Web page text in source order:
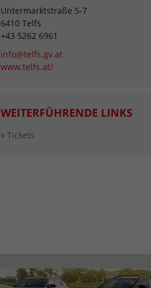
Untermarktstraße 5-7
6410 Telfs
+43 5262 6961
info@telfs.gv.at
www.telfs.at/
WEITERFÜHRENDE LINKS
» Tickets